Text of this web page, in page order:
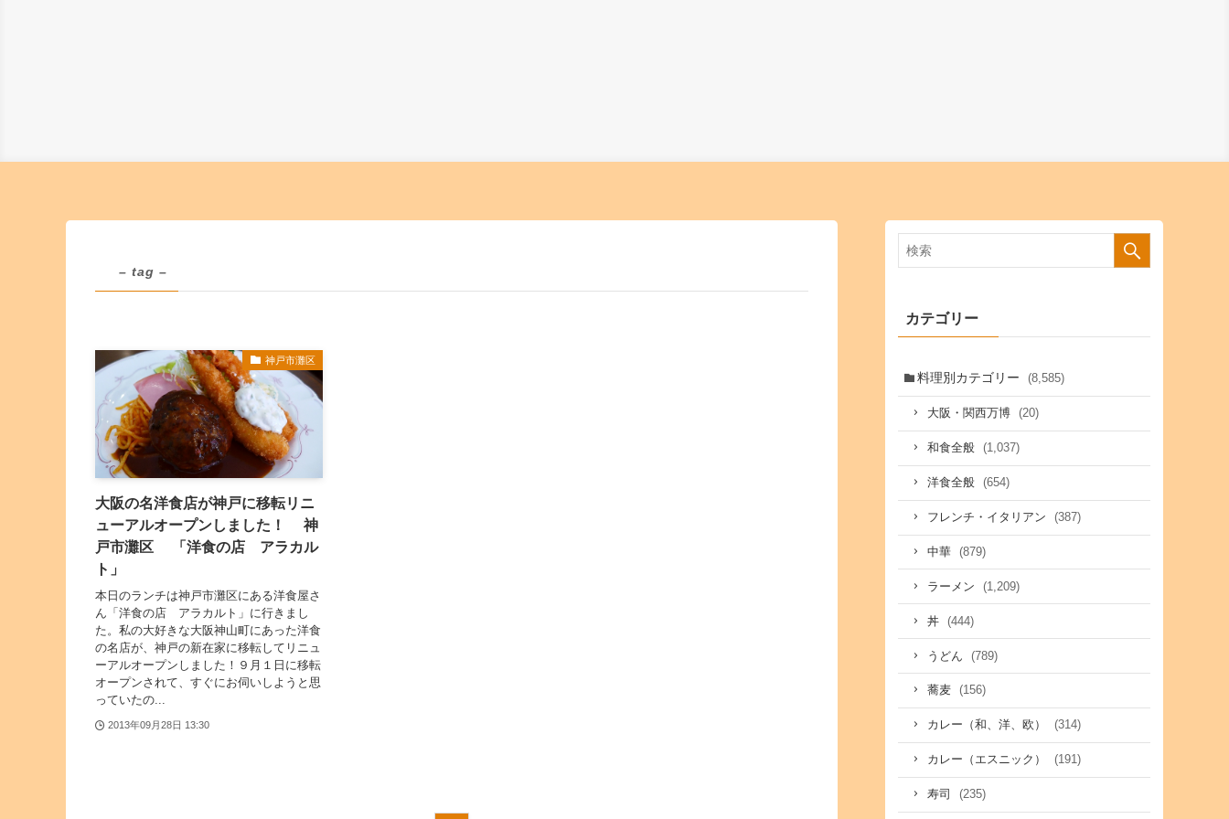
– tag –
神戸市灘区
大阪の名洋食店が神戸に移転リニ
ューアルオープンしました！ 神
戸市灘区 「洋食の店 アラカル
ト」
本日のランチは神戸市灘区にある洋食屋さ
ん「洋食の店 アラカルト」に行きまし
た。私の大好きな大阪神山町にあった洋食
の名店が、神戸の新在家に移転してリニュ
ーアルオープンしました！９月１日に移転
オープンされて、すぐにお伺いしようと思
っていたの...
2013年09月28日 13:30
カテゴリー
料理別カテゴリー (8,585)
大阪・関西万博 (20)
和食全般 (1,037)
洋食全般 (654)
フレンチ・イタリアン (387)
中華 (879)
ラーメン (1,209)
丼 (444)
うどん (789)
蕎麦 (156)
カレー（和、洋、欧） (314)
カレー（エスニック） (191)
寿司 (235)